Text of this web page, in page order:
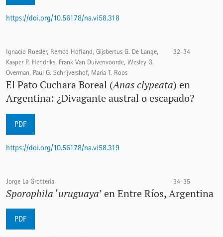
https://doi.org/10.56178/na.vi58.318
Ignacio Roesler, Remco Hofland, Gijsbertus G. De Lange,
Kasper P. Hendriks, Frank Van Duivenvoorde, Wesley G.
Overman, Paul G. Schrijvershof, Maria T. Roos
32-34
El Pato Cuchara Boreal (Anas clypeata) en
Argentina: ¿Divagante austral o escapado?
PDF
https://doi.org/10.56178/na.vi58.319
Jorge La Grotteria 34-35
Sporophila ‘uruguaya’ en Entre Ríos, Argentina
PDF